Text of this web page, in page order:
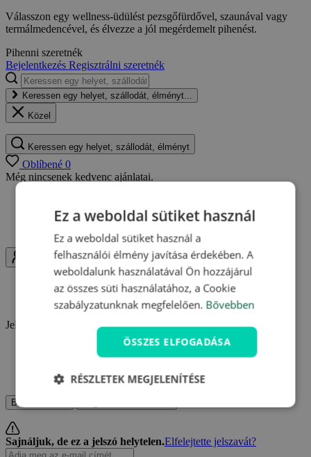
Válasszon egy wellness-üdülést pezsgőfürdővel, szaunával vagy
termálmedencével, és élvezze a jól megérdemelt pihenést.
Pihenni szeretnék
Bejelentkezés Regisztrálni szeretnék
Keressen egy helyet, szállodát, élményt...
Közel
Keressen egy helyet, szállodát, élményt
Oblíbené 0
Még nincsenek kedvenc ajánlatai.
Egy helyen megtalálhatja kedvenc ajánlatait
Uživatel
Bejelentkezés
Regisztrálni szeretnék
Jelentkezzen be és használja ki a Travelking minden előnyét.
Hűségpontok gyűjtése
Vásárlások áttekintése
Bejelentkezés
Sajnáljuk, de ez a jelszó helytelen.Elfelejtette jelszavát?
Ez a weboldal sütiket használ
Ez a weboldal sütiket használ a
felhasználói élmény javítása érdekében. A
weboldalunk használatával Ön hozzájárul
az összes süti használatához, a Cookie
szabályzatunknak megfelelően. Bővebben
ÖSSZES ELFOGADÁSA
RÉSZLETEK MEGJELENÍTÉSE